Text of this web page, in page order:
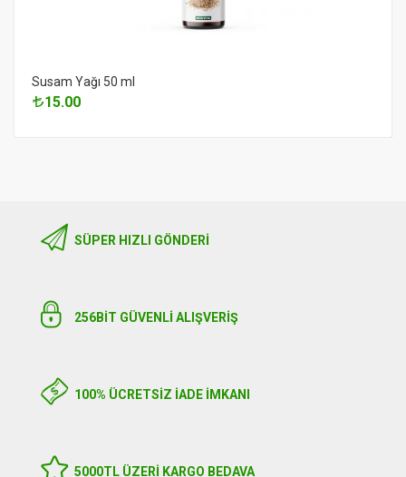
Susam Yağı 50 ml
15.00
SÜPER HIZLI GÖNDERI
256BIT GÜVENLİ ALIŞVERİŞ
100% ÜCRETSİZ İADE İMKANI
5000TL ÜZERI KARGO BEDAVA